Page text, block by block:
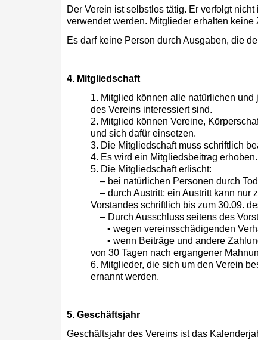
Der Verein ist selbstlos tätig. Er verfolgt
verwendet werden. Mitglieder erhalten
Es darf keine Person durch Ausgaben, die
4. Mitgliedschaft
1. Mitglied können alle natürlichen
des Vereins interessiert sind.
2. Mitglied können Vereine,
und sich dafür einsetzen.
3. Die Mitgliedschaft muss schriftlich
4. Es wird ein Mitgliedsbeitrag
5. Die Mitgliedschaft erlischt:
– bei natürlichen Personen durch
– durch Austritt; ein Austritt kann nur
Vorstandes schriftlich bis zum 30.09.
– Durch Ausschluss seitens des
• wegen vereinsschädigenden
• wenn Beiträge und andere
von 30 Tagen nach ergangener
6. Mitglieder, die sich um den Verein
ernannt werden.
5. Geschäftsjahr
Geschäftsjahr des Vereins ist das